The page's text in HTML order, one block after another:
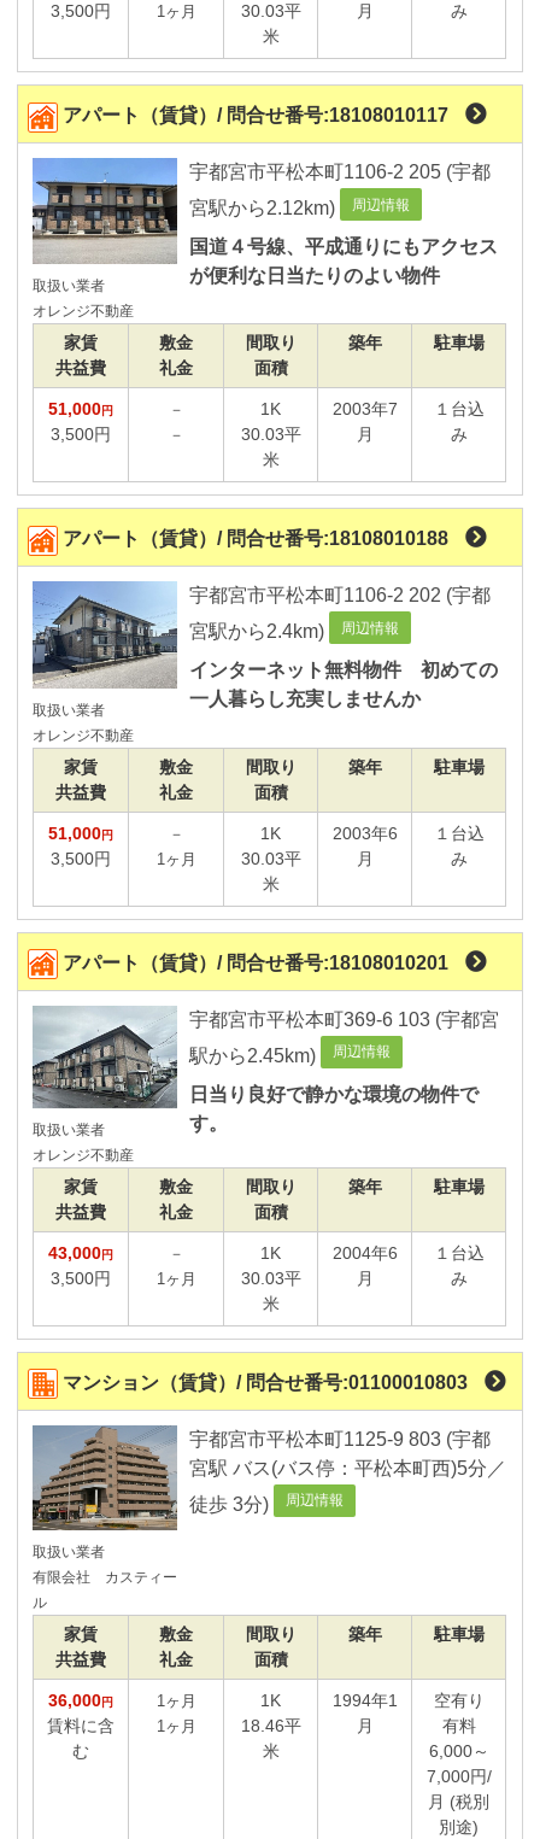
物件画像
外観イメージあり
間取りイメージあり
パノラマ写真あり
便利な学区検索
大学生向け物件
宇都宮大学峰キャンパス
宇都宮大学工学部
作新大学
帝京大学宇都宮
大原学園宇都宮校
3,500円 1ヶ月
30.03平
米
月 み
アパート（賃貸）/ 問合せ番号:18108010117
取扱い業者
オレンジ不動産
宇都宮市平松本町1106-2 205 (宇都
宮駅から2.12km)
周辺情報
国道４号線、平成通りにもアクセス
が便利な日当たりのよい物件
家賃
共益費
敷金
礼金
間取り
面積
築年 駐車場
51,000円
3,500円
－
－
1K
30.03平
米
2003年7
月
１台込
み
アパート（賃貸）/ 問合せ番号:18108010188
取扱い業者
オレンジ不動産
宇都宮市平松本町1106-2 202 (宇都
宮駅から2.4km)
周辺情報
インターネット無料物件 初めての
一人暮らし充実しませんか
家賃
共益費
敷金
礼金
間取り
面積
築年 駐車場
51,000円
3,500円
－
1ヶ月
1K
30.03平
米
2003年6
月
１台込
み
アパート（賃貸）/ 問合せ番号:18108010201
取扱い業者
オレンジ不動産
宇都宮市平松本町369-6 103 (宇都宮
駅から2.45km)
周辺情報
日当り良好で静かな環境の物件で
す。
家賃
共益費
敷金
礼金
間取り
面積
築年 駐車場
43,000円
3,500円
－
1ヶ月
1K
30.03平
米
2004年6
月
１台込
み
マンション（賃貸）/ 問合せ番号:01100010803
取扱い業者
有限会社 カスティー
ル
宇都宮市平松本町1125-9 803 (宇都
宮駅 バス(バス停：平松本町西)5分／
徒歩 3分)
周辺情報
家賃
共益費
敷金
礼金
間取り
面積
築年 駐車場
36,000円
賃料に含
む
1ヶ月
1ヶ月
1K
18.46平
米
1994年1
月
空有り
有料
6,000～
7,000円/
月 (税別
別途)